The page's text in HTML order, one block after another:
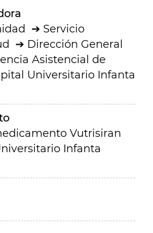
Servicio
Dirección General
Asistencial de
Universitario Infanta
Vutrisiran
Infanta